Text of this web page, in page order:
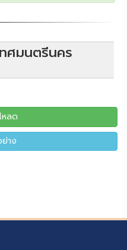
ศมนตรีนคร
หลด
าง